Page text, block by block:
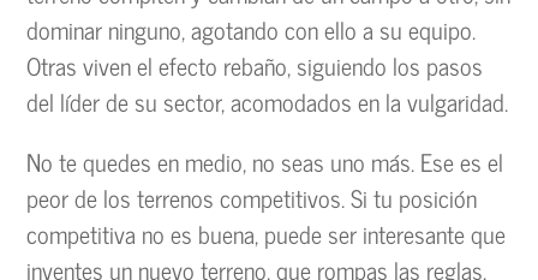
dominar ninguno, agotando con ello a su equipo.
Otras viven el efecto rebaño, siguiendo los pasos
del líder de su sector, acomodados en la vulgaridad.
No te quedes en medio, no seas uno más. Ese es el
peor de los terrenos competitivos. Si tu posición
competitiva no es buena, puede ser interesante que
inventes un nuevo terreno, que rompas las reglas.